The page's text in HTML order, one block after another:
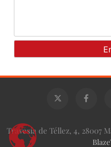
Travesía de Téllez, 4, 28007